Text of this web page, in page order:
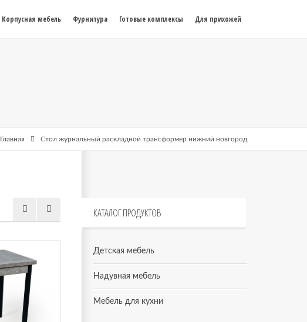
Корпусная мебель Фурнитура Готовые комплексы Для прихожей
Главная Стол журнальный раскладной трансформер нижний новгород
КАТАЛОГПРОДУКТОВ
Детская мебель
Надувная мебель
Мебель для кухни